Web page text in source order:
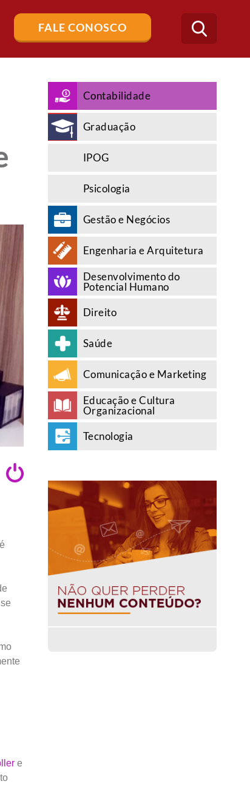
FALE CONOSCO
Buscar
no
blog
e
Contabilidade
Graduação
IPOG
Psicologia
Gestão e Negócios
Engenharia e Arquitetura
Desenvolvimento do
Potencial Humano
Direito
Saúde
Comunicação e Marketing
Educação e Cultura
Organizacional
Tecnologia